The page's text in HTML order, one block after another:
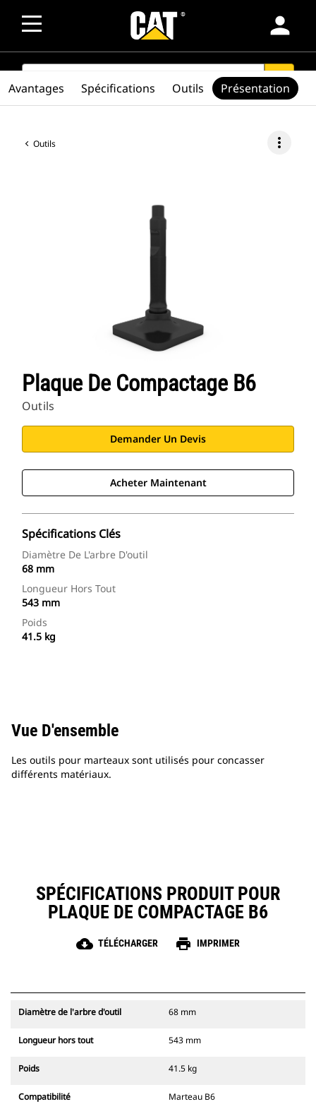
person
SEARCH search
Outils more_vert
Plaque De Compactage B6
Outils
Demander Un Devis
Acheter Maintenant
Spécifications Clés
Diamètre De L'arbre D'outil
68 mm
Longueur Hors Tout
543 mm
Poids
41.5 kg
Avantages Spécifications Outils Présentation
Vue D'ensemble
Les outils pour marteaux sont utilisés pour concasser
différents matériaux.
SPÉCIFICATIONS PRODUIT POUR
PLAQUE DE COMPACTAGE B6
cloud_download TÉLÉCHARGER print IMPRIMER
Diamètre de l'arbre d'outil 68 mm
Longueur hors tout 543 mm
Poids 41.5 kg
Compatibilité Marteau B6